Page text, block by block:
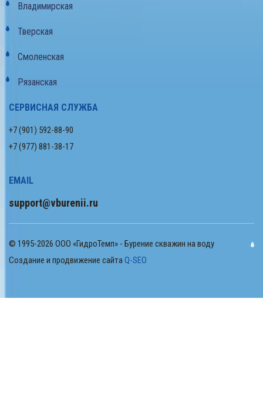
Владимирская
Тверская
Смоленская
Рязанская
СЕРВИСНАЯ СЛУЖБА
+7 (901) 592-88-90
+7 (977) 881-38-17
EMAIL
support@vburenii.ru
© 1995-2026 ООО «ГидроТемп» - Бурение скважин на воду
Создание и продвижение сайта Q-SEO